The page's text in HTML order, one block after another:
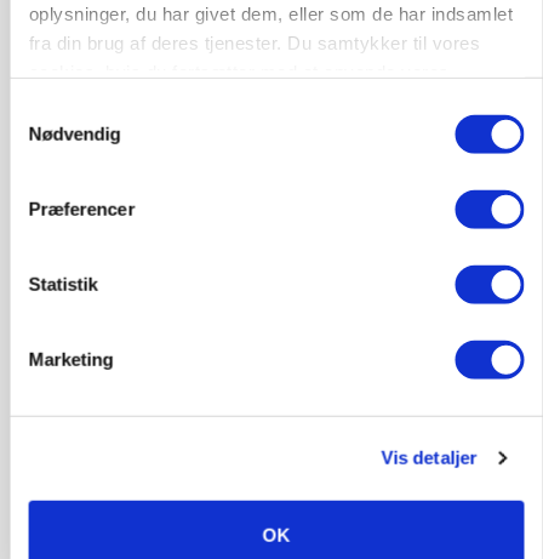
oplysninger, du har givet dem, eller som de har indsamlet
fra din brug af deres tjenester. Du samtykker til vores
Nødvendig
Præferencer
Statistik
Marketing
Vis detaljer
OK
gødskningslov
Folketinget behandler ny gødskningslov: Sådan